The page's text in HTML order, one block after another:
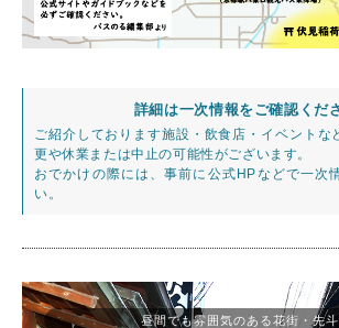
詳細は一次情報をご確認くだ
ご紹介しております施設・飲食店・イベントな
更や休業または中止の可能性がございます。
おでかけの際には、事前に公式HPなどで一次
い。
昼間でも雰囲気のある花街・先